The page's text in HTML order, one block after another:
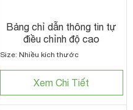
Bảng chỉ dẫn thông tin tự
điều chỉnh độ cao
Size: Nhiều kích thước
Xem Chi Tiết